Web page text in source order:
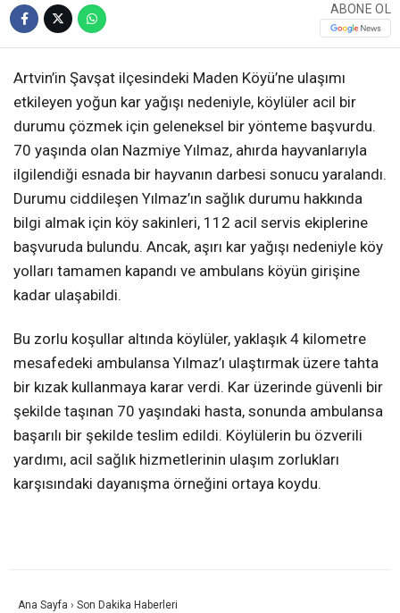
ABONE OL
Artvin’in Şavşat ilçesindeki Maden Köyü’ne ulaşımı
etkileyen yoğun kar yağışı nedeniyle, köylüler acil bir
durumu çözmek için geleneksel bir yönteme başvurdu.
70 yaşında olan Nazmiye Yılmaz, ahırda hayvanlarıyla
ilgilendiği esnada bir hayvanın darbesi sonucu yaralandı.
Durumu ciddileşen Yılmaz’ın sağlık durumu hakkında
bilgi almak için köy sakinleri, 112 acil servis ekiplerine
başvuruda bulundu. Ancak, aşırı kar yağışı nedeniyle köy
yolları tamamen kapandı ve ambulans köyün girişine
kadar ulaşabildi.
Bu zorlu koşullar altında köylüler, yaklaşık 4 kilometre
mesafedeki ambulansa Yılmaz’ı ulaştırmak üzere tahta
bir kızak kullanmaya karar verdi. Kar üzerinde güvenli bir
şekilde taşınan 70 yaşındaki hasta, sonunda ambulansa
başarılı bir şekilde teslim edildi. Köylülerin bu özverili
yardımı, acil sağlık hizmetlerinin ulaşım zorlukları
karşısındaki dayanışma örneğini ortaya koydu.
Ana Sayfa › Son Dakika Haberleri